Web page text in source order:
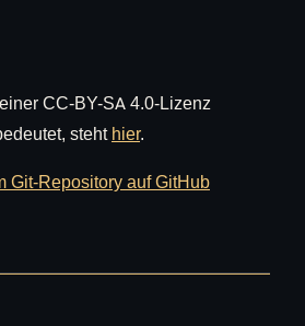
CC-BY-SA 4.0-Lizenz
stehthier.
Git-Repository auf GitHub